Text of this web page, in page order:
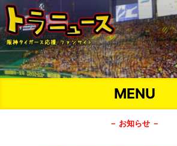
MENU
－ お知らせ －